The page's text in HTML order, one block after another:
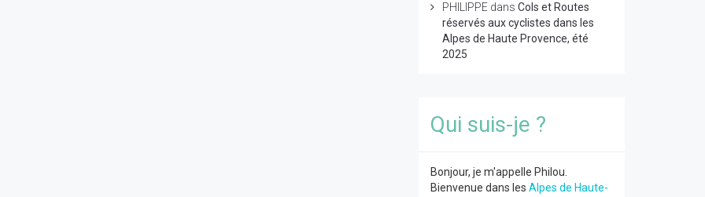
PHILIPPEdans Cols et Routes
réservés aux cyclistes dans les
Alpes de Haute Provence, été
2025
Qui suis-je ?
Bonjour, je m'appelle Philou.
Bienvenue dans les Alpes de Haute-